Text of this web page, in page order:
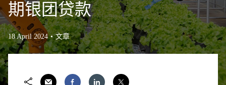
期银团贷款
18 April 2024 文章